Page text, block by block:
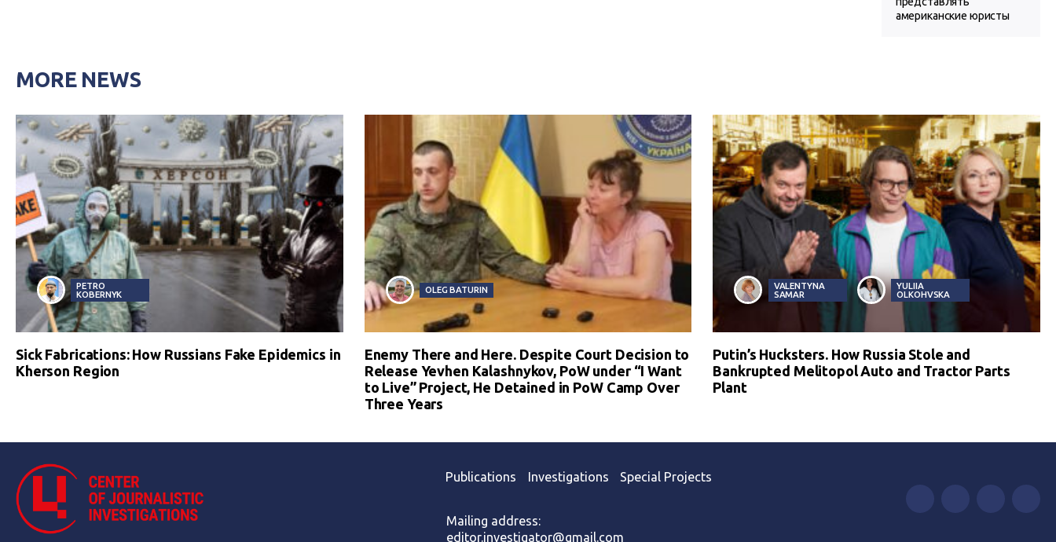
американские юристы
MORE NEWS
PETRO
KOBERNYK
Sick Fabrications: How Russians Fake Epidemics in
Kherson Region
OLEG BATURIN
Enemy There and Here. Despite Court Decision to
Release Yevhen Kalashnykov, PoW under “I Want
to Live” Project, He Detained in PoW Camp Over
Three Years
VALENTYNA
SAMAR
YULIIA
OLKOHVSKA
Putin’s Hucksters. How Russia Stole and
Bankrupted Melitopol Auto and Tractor Parts
Plant
Publications Investigations Special Projects
Mailing address:
editor.investigator@gmail.com